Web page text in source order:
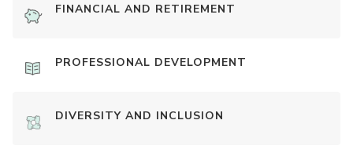
FINANCIAL AND RETIREMENT
PROFESSIONAL DEVELOPMENT
DIVERSITY AND INCLUSION